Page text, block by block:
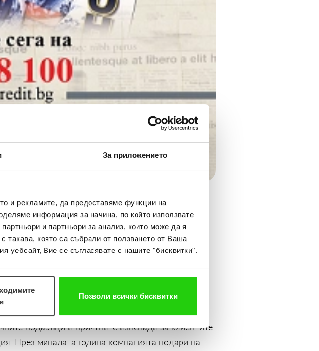
За приложението
и рекламите, да предоставяме функции на
информация за начина, по който използвате
и партньори за анализ, които може да я
такава, която са събрали от ползването от Ваша
уебсайт, Вие се съгласявате с нашите "бисквитки".
Позволи всички бисквитки
„Кредит Пенсионер” и „14-та пенсия” през
абонамент за един от най четените
със судоку. Промоцията ще важи за заеми,
емоция. Ще ги абонираме за едно от най-
Всяка седмица в продължение на три
информация”, коментираха предстоящата
подаръци и приятните изненади за клиентите
През миналата година компанията подари на